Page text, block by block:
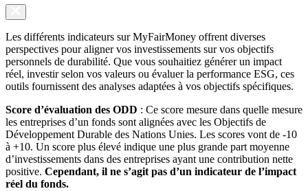
Les différents indicateurs sur MyFairMoney offrent diverses
perspectives pour aligner vos investissements sur vos objectifs
personnels de durabilité. Que vous souhaitiez générer un impact
réel, investir selon vos valeurs ou évaluer la performance ESG, ces
outils fournissent des analyses adaptées à vos objectifs spécifiques.
Score d’évaluation des ODD : Ce score mesure dans quelle mesure
les entreprises d’un fonds sont alignées avec les Objectifs de
Développement Durable des Nations Unies. Les scores vont de -10
à +10. Un score plus élevé indique une plus grande part moyenne
d’investissements dans des entreprises ayant une contribution nette
positive. Cependant, il ne s’agit pas d’un indicateur de l’impact
réel du fonds.